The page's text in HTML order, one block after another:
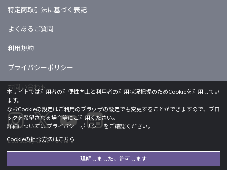
特定商取引法に基づく表記
よくあるご質問
利用規約
プライバシーポリシー
お問い合わせ
Licensed by khara ©khara
本サイトでは利用者の利便性向上と利用者の利用状況把握のためCookieを利用してい
ます。
なおCookieの設定はご利用のブラウザの設定でも変更することができますので、ブロ
ックを希望される場合等にご利用ください。
詳細についてはプライバシーポリシーをご確認ください。
Cookieの拒否方法はこちら
理解しました、許可します